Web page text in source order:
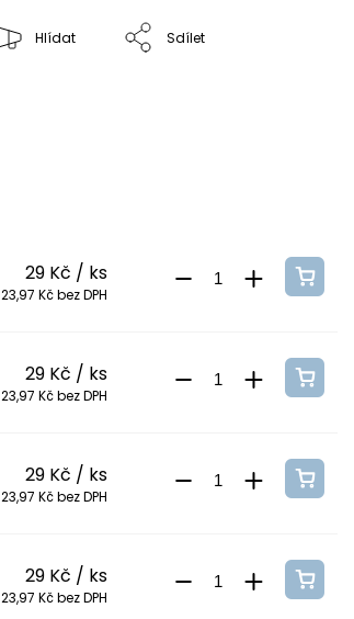
Hlídat Sdílet
29 Kč / ks
23,97 Kč bez DPH
29 Kč / ks
23,97 Kč bez DPH
29 Kč / ks
23,97 Kč bez DPH
29 Kč / ks
23,97 Kč bez DPH